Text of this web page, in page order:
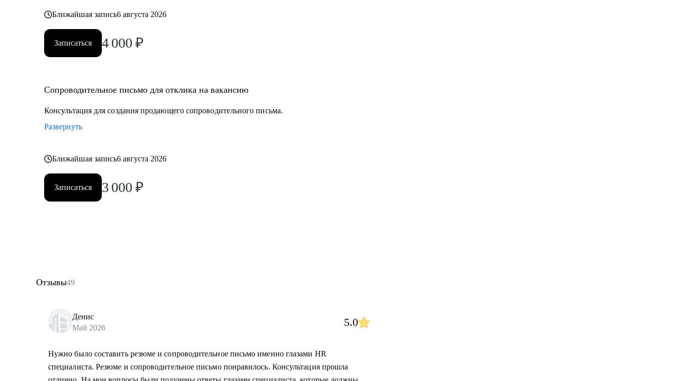
Ближайшая запись6 августа 2026
Записаться 4 000 ₽
Сопроводительное письмо для отклика на вакансию
Консультация для создания продающего сопроводительного письма.
Развернуть
Ближайшая запись6 августа 2026
Записаться 3 000 ₽
Отзывы49
Денис
Май 2026
5.0
Нужно было составить резюме и сопроводительное письмо именно глазами HR
специалиста. Резюме и сопроводительное письмо понравилось. Консультация прошла